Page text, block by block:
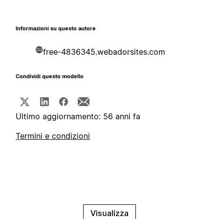
Informazioni su questo autore
free-4836345.webadorsites.com
Condividi questo modello
Ultimo aggiornamento: 56 anni fa
Termini e condizioni
Visualizza